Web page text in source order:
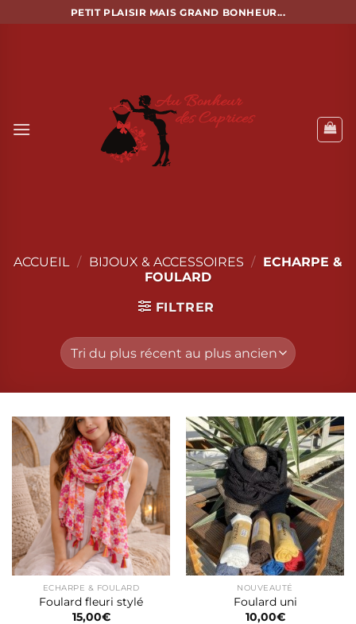
PETIT PLAISIR MAIS GRAND BONHEUR...
ACCUEIL / BIJOUX & ACCESSOIRES / ECHARPE &
FOULARD
FILTRER
ECHARPE & FOULARD
Foulard fleuri stylé
15,00€
NOUVEAUTÉ
Foulard uni
10,00€